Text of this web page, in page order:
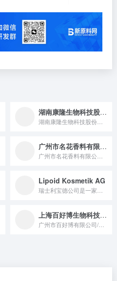
湖南康隆生物科技股份有限公司
广州市名花香料有限公司
Lipoid Kosmetik AG
上海百好博生物科技有限公司
广州市百好博有限公司/上海百好博生物科技有限公司